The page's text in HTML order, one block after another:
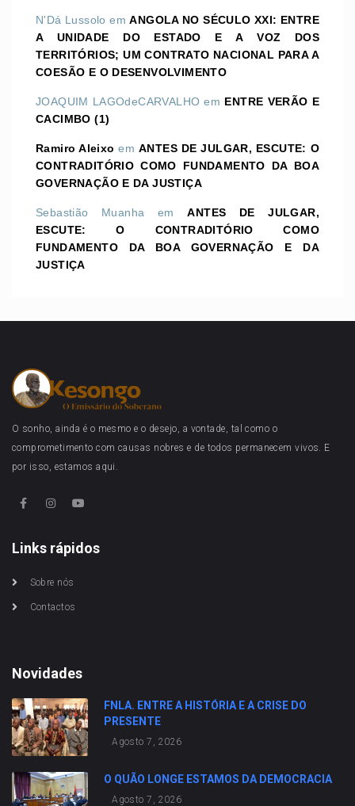
N'Dá Lussolo emANGOLA NO SÉCULO XXI: ENTRE
A UNIDADE DO ESTADO E A VOZ DOS
TERRITÓRIOS; UM CONTRATO NACIONAL PARA A
COESÃO E O DESENVOLVIMENTO
JOAQUIM LAGOdeCARVALHO em ENTRE VERÃO E
CACIMBO (1)
Ramiro Aleixo emANTES DE JULGAR, ESCUTE: O
CONTRADITÓRIO COMO FUNDAMENTO DA BOA
GOVERNAÇÃO E DA JUSTIÇA
Sebastião Muanha emANTES DE JULGAR,
ESCUTE: O CONTRADITÓRIO COMO
FUNDAMENTO DA BOA GOVERNAÇÃO E DA
JUSTIÇA
O sonho, ainda é o mesmo e o desejo, a vontade, tal como o
comprometimento com causas nobres e de todos permanecem vivos. E
por isso, estamos aqui.
Links rápidos
Sobre nós
Contactos
Novidades
FNLA. ENTRE A HISTÓRIA E A CRISE DO
PRESENTE
Agosto 7, 2026
O QUÃO LONGE ESTAMOS DA DEMOCRACIA
Agosto 7, 2026